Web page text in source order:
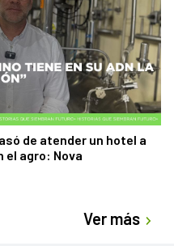
de atender un hotel a
el agro: Nova
Ver más